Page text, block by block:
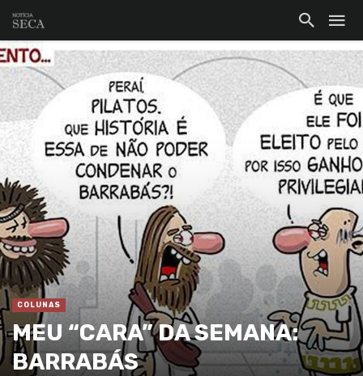
COLUNAS
MEU “CARA” DA SEMANA:
BARRABÁS